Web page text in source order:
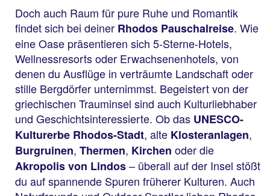
Doch auch Raum für pure Ruhe und Romantik
findet sich bei deiner Rhodos Pauschalreise. Wie
eine Oase präsentieren sich 5-Sterne-Hotels,
Wellnessresorts oder Erwachsenenhotels, von
denen du Ausflüge in verträumte Landschaft oder
stille Bergdörfer unternimmst. Begeistert von der
griechischen Trauminsel sind auch Kulturliebhaber
und Geschichtsinteressierte. Ob das UNESCO-
Kulturerbe Rhodos-Stadt, alte Klosteranlagen,
Burgruinen, Thermen, Kirchen oder die
Akropolis von Lindos– überall auf der Insel stößt
du auf spannende Spuren früherer Kulturen. Auch